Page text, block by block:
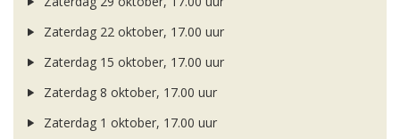
Zaterdag 22 oktober, 17.00 uur
Zaterdag 15 oktober, 17.00 uur
Zaterdag 8 oktober, 17.00 uur
Zaterdag 1 oktober, 17.00 uur